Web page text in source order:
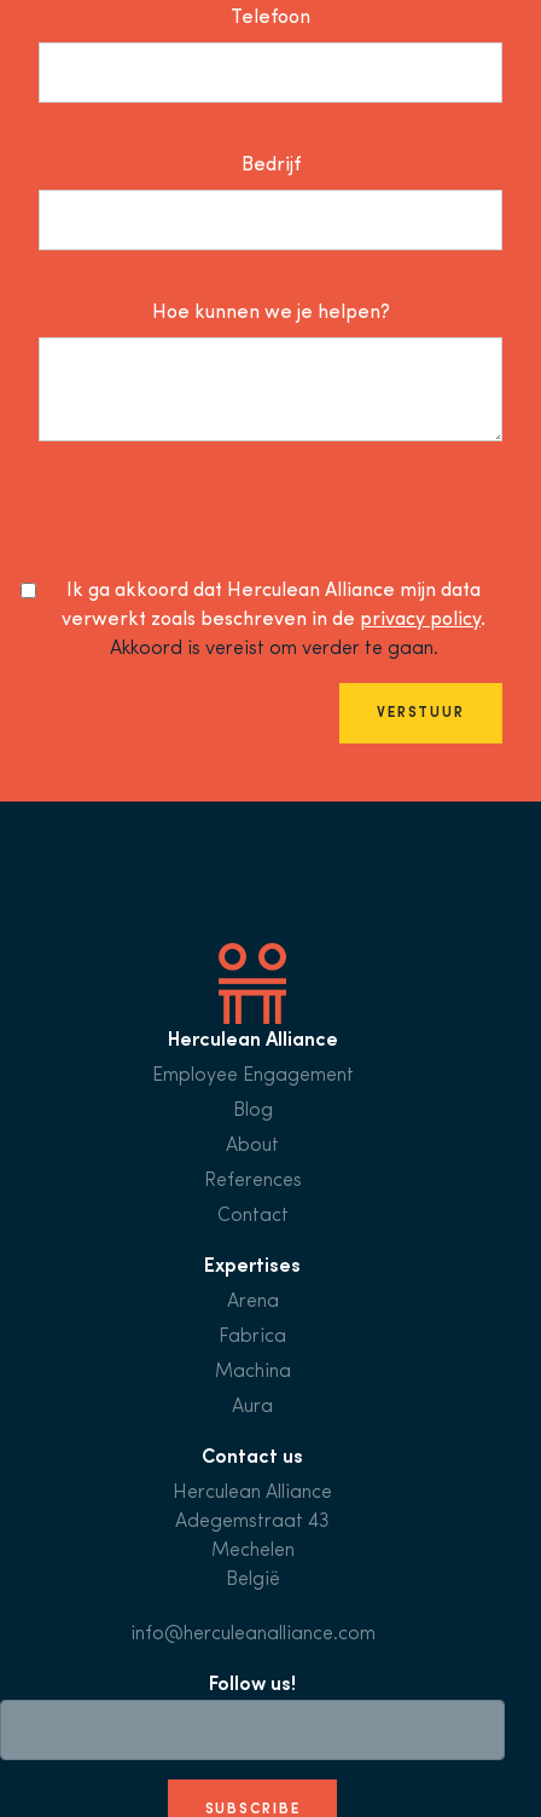
Telefoon
Bedrijf
Hoe kunnen we je helpen?
Ik ga akkoord dat Herculean Alliance mijn data
verwerkt zoals beschreven in de privacy policy.
Akkoord is vereist om verder te gaan.
VERSTUUR
Herculean Alliance
Employee Engagement
Blog
About
References
Contact
Expertises
Arena
Fabrica
Machina
Aura
Contact us
Herculean Alliance
Adegemstraat 43
Mechelen
België
info@herculeanalliance.com
Follow us!
SUBSCRIBE